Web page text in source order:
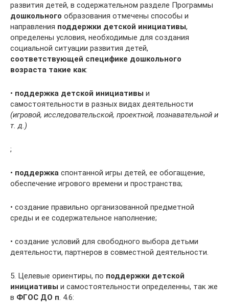
развития детей, в содержательном разделе Программы
дошкольного образования отмечены способы и
направления поддержки детской инициативы,
определены условия, необходимые для создания
социальной ситуации развития детей,
соответствующей специфике дошкольного
возраста такие как:
• поддержка детской инициативы и
самостоятельности в разных видах деятельности
(игровой, исследовательской, проектной, познавательной и
т. д.)
;
• поддержка спонтанной игры детей, ее обогащение,
обеспечение игрового времени и пространства;
• создание правильно организованной предметной
среды и ее содержательное наполнение;
• создание условий для свободного выбора детьми
деятельности, партнеров в совместной деятельности.
5. Целевые ориентиры, по поддержки детской
инициативы и самостоятельности определенны, так же
в ФГОС ДО п. 4.6: